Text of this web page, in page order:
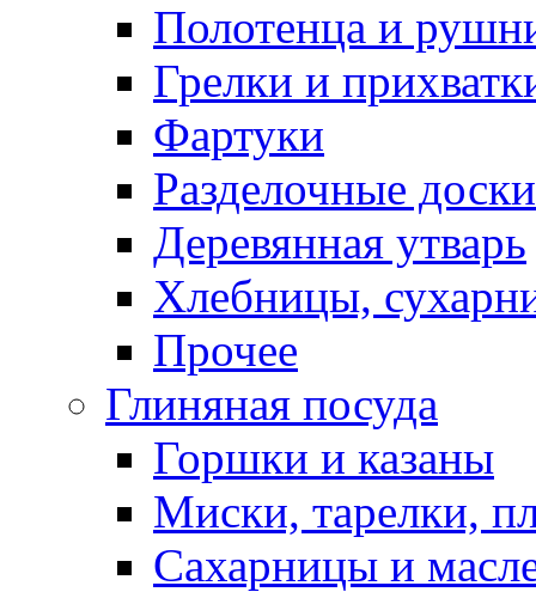
Полотенца и
Грелки и
Фартуки
Разделочные доски
Деревянная утварь
Хлебницы,
Прочее
Глиняная посуда
Горшки и казаны
Миски, тарелки,
Сахарницы и